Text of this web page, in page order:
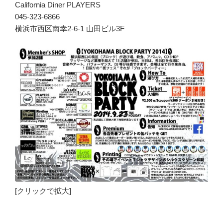
California Diner PLAYERS
045-323-6866
横浜市西区南幸2-6-1 山田ビル3F
[クリックで拡大]